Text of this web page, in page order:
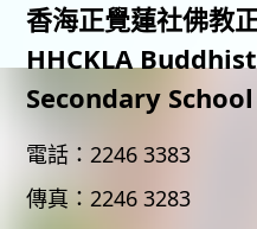
香海正覺蓮社佛教
HHCKLA
Secondary School
電話： 2246 3383
傳真： 2246 3283